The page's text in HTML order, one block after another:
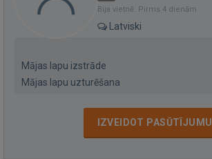
Bija vietnē: Pirms 4 dienām
Latviski
Mājas lapu izstrāde
Mājas lapu uzturēšana
IZVEIDOT PASŪTĪJUMU